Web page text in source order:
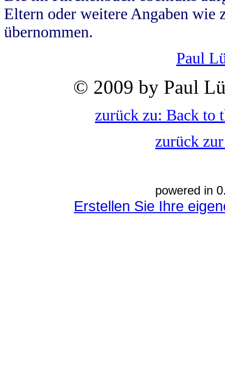
Eltern oder weitere Angaben wie
übernommen.
Paul
© 2009 by Paul
zurück zu: Back to
zurück
powered in
Erstellen Sie Ihre